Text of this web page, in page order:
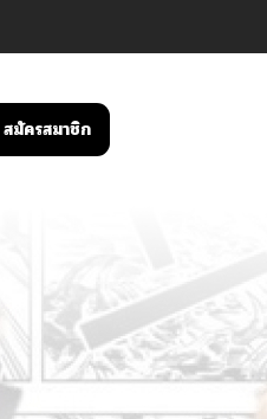
สมัครสมาชิก